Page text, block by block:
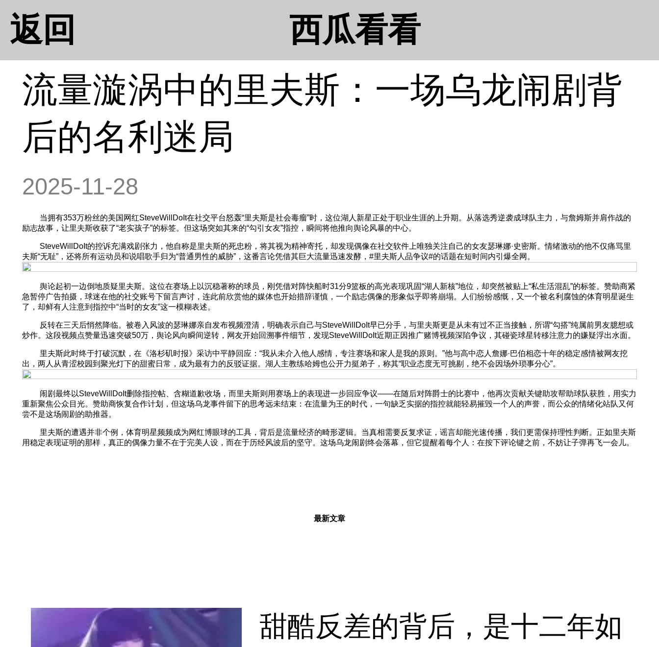
返回 西瓜看看
流量漩涡中的里夫斯：一场乌龙闹剧背
后的名利迷局
2025-11-28
当拥有353万粉丝的美国网红SteveWillDoIt在社交平台怒轰“里夫斯是社会毒瘤”时，这位湖人新星正处于职业生涯的上升期。从落选秀逆袭成球队主力，与詹姆斯并肩作战的
励志故事，让里夫斯收获了“老实孩子”的标签。但这场突如其来的“勾引女友”指控，瞬间将他推向舆论风暴的中心。
SteveWillDoIt的控诉充满戏剧张力，他自称是里夫斯的死忠粉，将其视为精神寄托，却发现偶像在社交软件上唯独关注自己的女友瑟琳娜·史密斯。情绪激动的他不仅痛骂里
夫斯“无耻”，还将所有运动员和说唱歌手归为“普通男性的威胁”，这番言论凭借其巨大流量迅速发酵，#里夫斯人品争议#的话题在短时间内引爆全网。
舆论起初一边倒地质疑里夫斯。这位在赛场上以沉稳著称的球员，刚凭借对阵快船时31分9篮板的高光表现巩固“湖人新核”地位，却突然被贴上“私生活混乱”的标签。赞助商紧
急暂停广告拍摄，球迷在他的社交账号下留言声讨，连此前欣赏他的媒体也开始措辞谨慎，一个励志偶像的形象似乎即将崩塌。人们纷纷感慨，又一个被名利腐蚀的体育明星诞生
了，却鲜有人注意到指控中“当时的女友”这一模糊表述。
反转在三天后悄然降临。被卷入风波的瑟琳娜亲自发布视频澄清，明确表示自己与SteveWillDoIt早已分手，与里夫斯更是从未有过不正当接触，所谓“勾搭”纯属前男友臆想或
炒作。这段视频点赞量迅速突破50万，舆论风向瞬间逆转，网友开始回溯事件细节，发现SteveWillDoIt近期正因推广赌博视频深陷争议，其碰瓷球星转移注意力的嫌疑浮出水面。
里夫斯此时终于打破沉默，在《洛杉矶时报》采访中平静回应：“我从未介入他人感情，专注赛场和家人是我的原则。”他与高中恋人詹娜·巴伯相恋十年的稳定感情被网友挖
出，两人从青涩校园到聚光灯下的甜蜜日常，成为最有力的反驳证据。湖人主教练哈姆也公开力挺弟子，称其“职业态度无可挑剔，绝不会因场外琐事分心”。
闹剧最终以SteveWillDoIt删除指控帖、含糊道歉收场，而里夫斯则用赛场上的表现进一步回应争议——在随后对阵爵士的比赛中，他再次贡献关键助攻帮助球队获胜，用实力
重新聚焦公众目光。赞助商恢复合作计划，但这场乌龙事件留下的思考远未结束：在流量为王的时代，一句缺乏实据的指控就能轻易摧毁一个人的声誉，而公众的情绪化站队又何
尝不是这场闹剧的助推器。
里夫斯的遭遇并非个例，体育明星频频成为网红博眼球的工具，背后是流量经济的畸形逻辑。当真相需要反复求证，谣言却能光速传播，我们更需保持理性判断。正如里夫斯
用稳定表现证明的那样，真正的偶像力量不在于完美人设，而在于历经风波后的坚守。这场乌龙闹剧终会落幕，但它提醒着每个人：在按下评论键之前，不妨让子弹再飞一会儿。
最新文章
甜酷反差的背后，是十二年如